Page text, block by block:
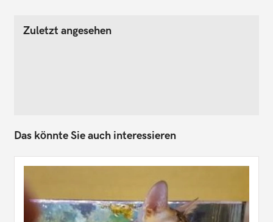
Zuletzt angesehen
Das könnte Sie auch interessieren